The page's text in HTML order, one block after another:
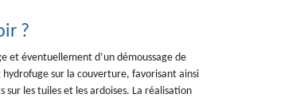
?
et éventuellement d’un démoussage de
sur la couverture, favorisant ainsi
sur les tuiles et les ardoises. La réalisation